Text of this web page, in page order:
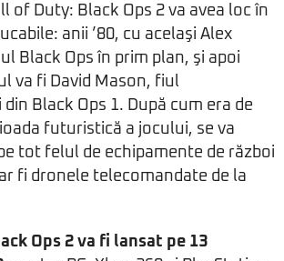
of Duty: Black Ops 2 va avea loc în
anii ’80, cu acelaşi Alex
Black Ops în prim plan, şi apoi
va fi David Mason, fiul
Black Ops 1. După cum era de
futuristică a jocului, se va
tot felul de echipamente de război
fi dronele telecomandate de la
Ops 2 va fi lansat pe 13